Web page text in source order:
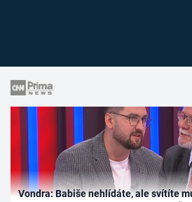
Vondra: Babiše nehlídáte, ale svítíte